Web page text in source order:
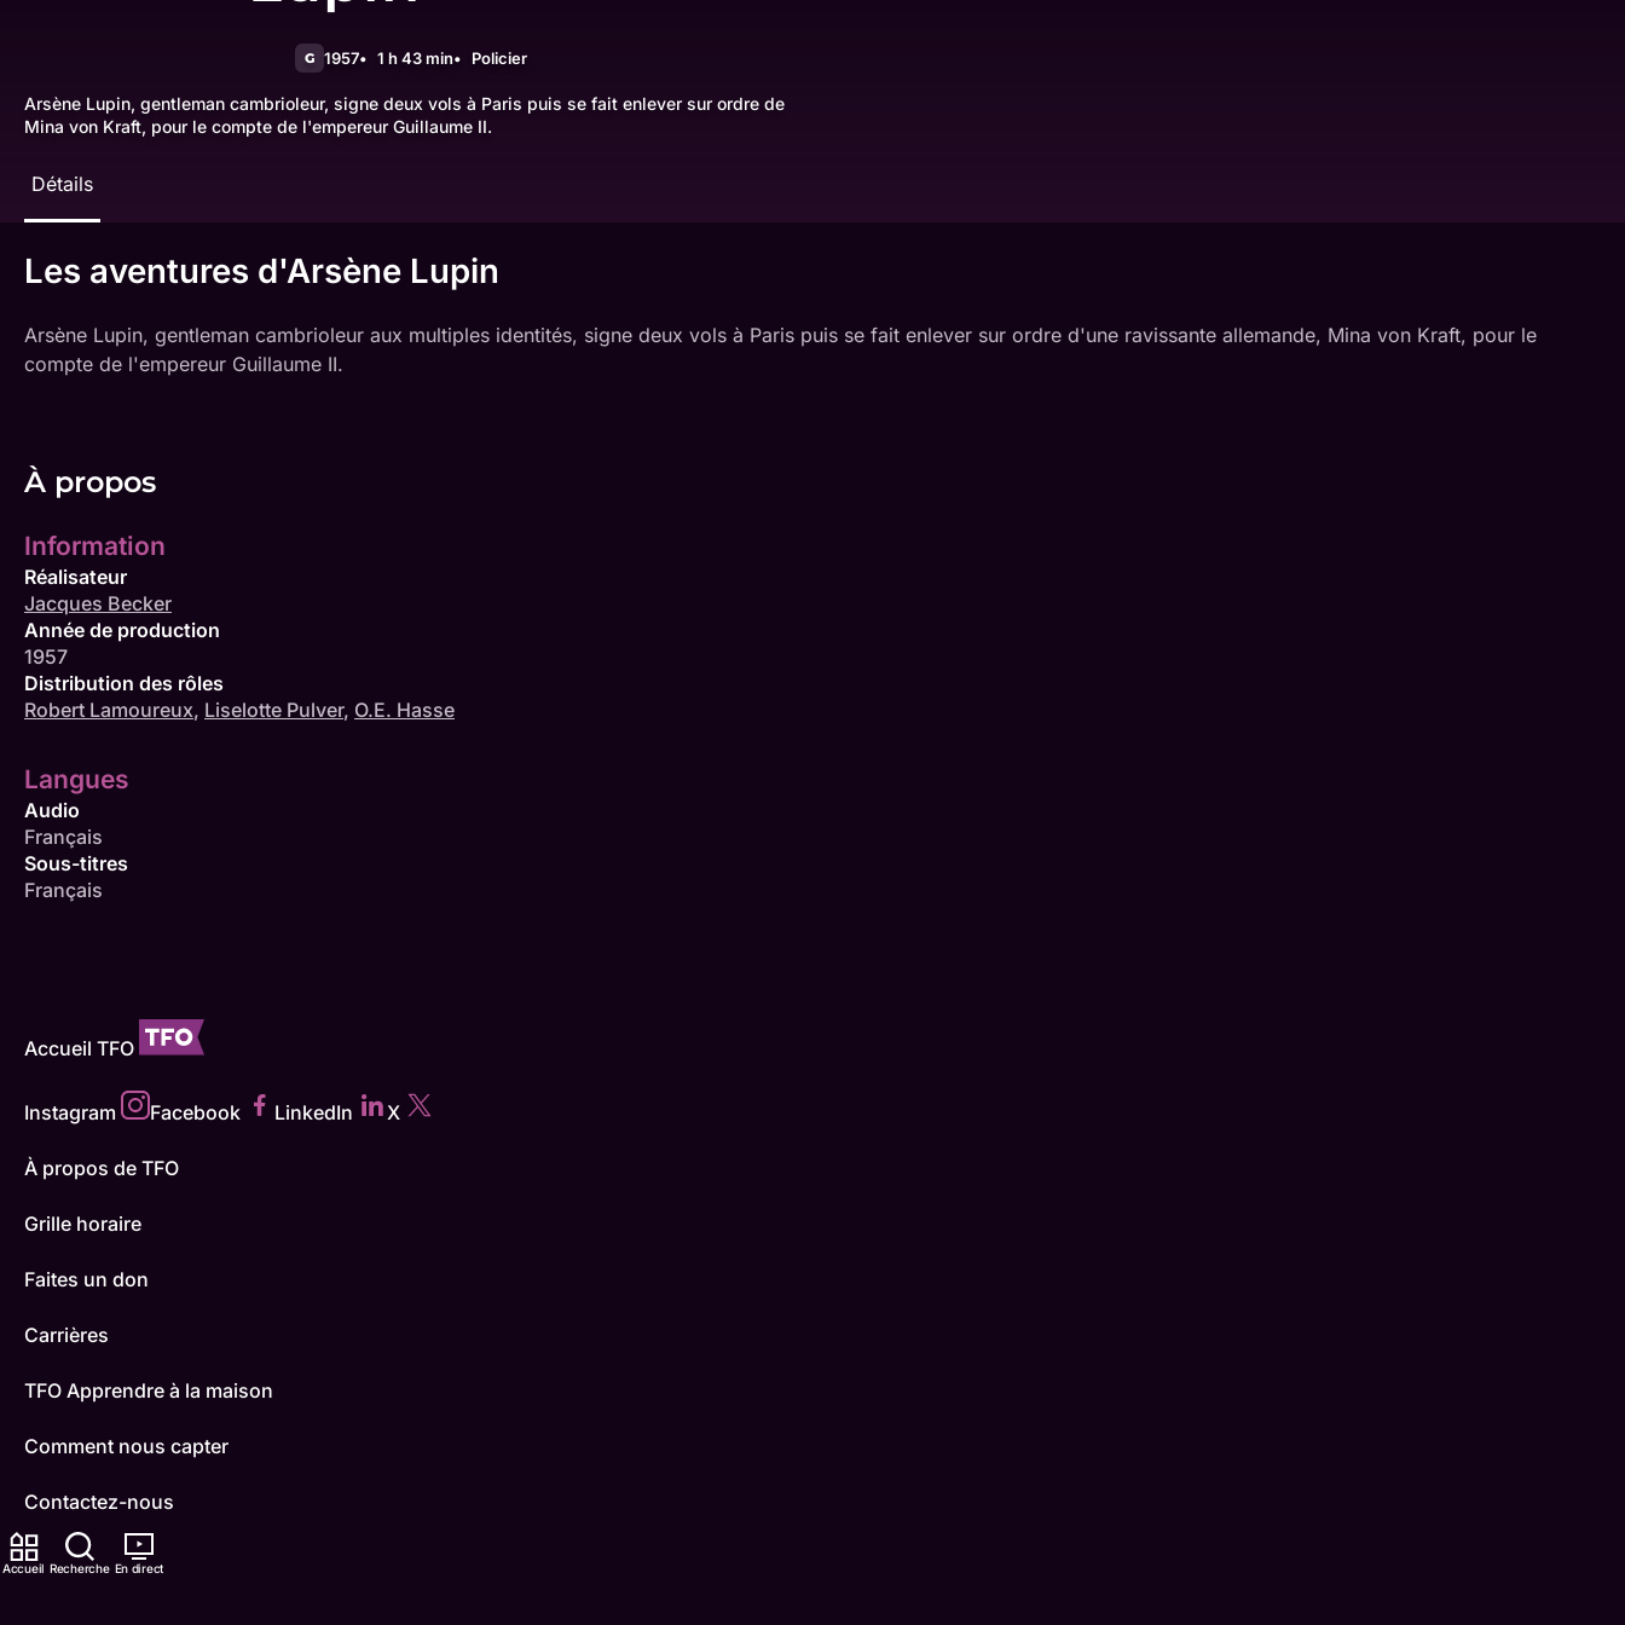
Accueil Recherche En direct
G 1957 1 h 43 min Policier
Arsène Lupin, gentleman cambrioleur, signe deux vols à Paris puis se fait enlever sur ordre de
Mina von Kraft, pour le compte de l'empereur Guillaume II.
Détails
Les aventures d'Arsène Lupin
Arsène Lupin, gentleman cambrioleur aux multiples identités, signe deux vols à Paris puis se fait enlever sur ordre d'une ravissante allemande, Mina von Kraft, pour le
compte de l'empereur Guillaume II.
À propos
Information
Réalisateur
Jacques Becker
Année de production
1957
Distribution des rôles
Robert Lamoureux, Liselotte Pulver, O.E. Hasse
Langues
Audio
Français
Sous-titres
Français
Accueil TFO
Instagram Facebook LinkedIn X
À propos de TFO
Grille horaire
Faites un don
Carrières
TFO Apprendre à la maison
Comment nous capter
Contactez-nous
ONFR